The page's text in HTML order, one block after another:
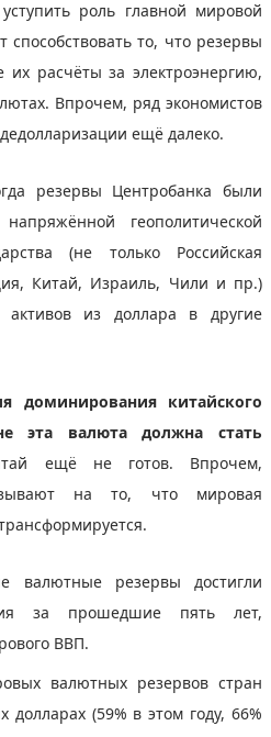
роль главной мировой
то, что резервы
их расчёты за электроэнергию,
Впрочем, ряд экономистов
ещё далеко.
резервы Центробанка были
геополитической
(не только Российская
Китай, Израиль, Чили и пр.)
из доллара в другие
доминирования китайского
эта валюта должна стать
ещё не готов. Впрочем,
на то, что мировая
валютные резервы достигли
за прошедшие пять лет,
ВВП.
валютных резервов стран
долларах (59% в этом году, 66%